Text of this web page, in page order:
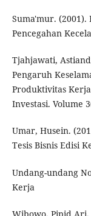
Suma'mur.
Pencegahan
Tjahjawati,
Pengaruh
Produktivitas
Investasi. Volume
Umar, Husein.
Tesis Bisnis Edisi
Undang-undang
Kerja
Wibowo, Pipid Ari,